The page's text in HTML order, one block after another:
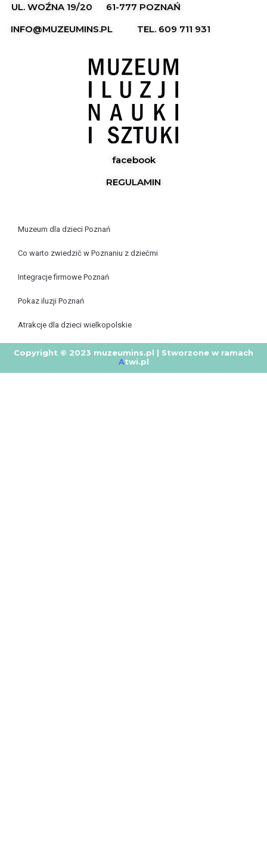
UL. WOŹNA 19/20
61-777 POZNAŃ
INFO@MUZEUMINS.PL
TEL. 609 711 931
facebook
REGULAMIN
Muzeum dla dzieci Poznań
Co warto zwiedzić w Poznaniu z dziećmi
Integracje firmowe Poznań
Pokaz iluzji Poznań
Atrakcje dla dzieci wielkopolskie
Copyright © 2023 muzeumins.pl | Stworzone w ramach
Atwi.pl